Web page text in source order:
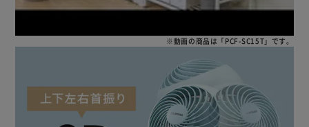
※動画の商品は「PCF-SC15T」です。